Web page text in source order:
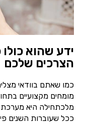
ידע שהוא
הצרכים שלכם
כמו שאתם בוודאי
מומחים מקצועיים
מלכתחילה היא
ככל שעוברות השנים